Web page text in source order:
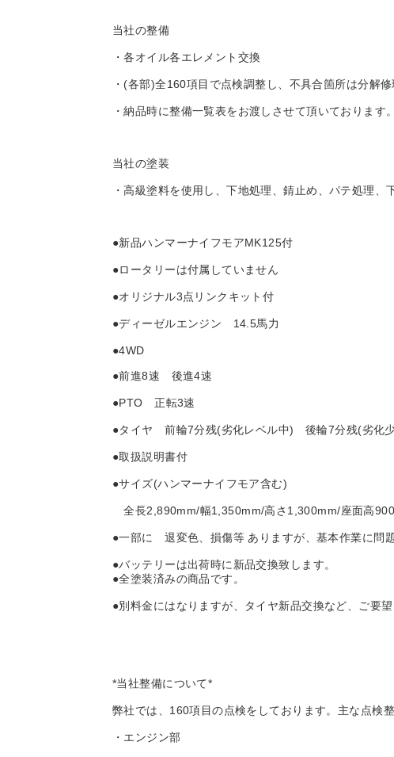
当社の整備
・各オイル各エレメント交換
・(各部)全160項目で点検調整し、不具合箇所は分解
・納品時に整備一覧表をお渡しさせて頂いております。
当社の塗装
・高級塗料を使用し、下地処理、錆止め、パテ処理、
●新品ハンマーナイフモアMK125付
●ロータリーは付属していません
●オリジナル3点リンクキット付
●ディーゼルエンジン 14.5馬力
●4WD
●前進8速 後進4速
●PTO 正転3速
●タイヤ 前輪7分残(劣化レベル中) 後輪7分残(劣化
●取扱説明書付
●サイズ(ハンマーナイフモア含む)
全長2,890mm/幅1,350mm/高さ1,300mm/座面高
●一部に 退変色、損傷等 ありますが、基本作業に問題
●バッテリーは出荷時に新品交換致します。
●全塗装済みの商品です。
●別料金にはなりますが、タイヤ新品交換など、ご要
*当社整備について*
弊社では、160項目の点検をしております。主な点検
・エンジン部